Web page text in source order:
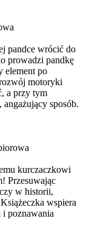
pandce wrócić do
prowadzi pandkę
element po
motoryki
a przy tym
sposób.
kurczaczkowi
Przesuwając
w historii,
wspiera
i poznawania